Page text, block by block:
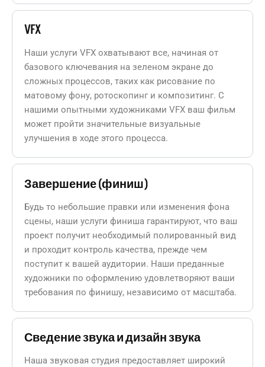
VFX
Наши услуги VFX охватывают все, начиная от
базового ключевания на зеленом экране до
сложных процессов, таких как рисование по
матовому фону, ротоскопинг и композитинг. С
нашими опытными художниками VFX ваш фильм
может пройти значительные визуальные
улучшения в ходе этого процесса.
Завершение (финиш)
Будь то небольшие правки или изменения фона
сцены, наши услуги финиша гарантируют, что ваш
проект получит необходимый полированный вид
и проходит контроль качества, прежде чем
поступит к вашей аудитории. Наши преданные
художники по оформлению удовлетворяют ваши
требования по финишу, независимо от масштаба.
Сведение звука и дизайн звука
Наша звуковая студия предоставляет широкий